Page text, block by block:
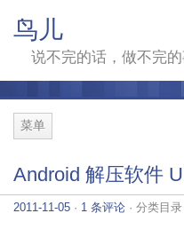
鸟儿
说不完的话，做不完
菜单
Android 解压软件
2011-11-05 · 1 条评论 · 分类目录